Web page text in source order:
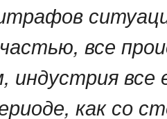
все
индустрия
как со